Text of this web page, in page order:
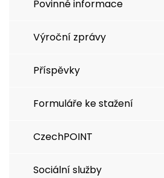
Povinné informace
Výroční zprávy
Příspěvky
Formuláře ke stažení
CzechPOINT
Sociální služby